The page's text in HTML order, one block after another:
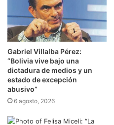
Gabriel Villalba Pérez:
“Bolivia vive bajo una
dictadura de medios y un
estado de excepción
abusivo”
6 agosto, 2026